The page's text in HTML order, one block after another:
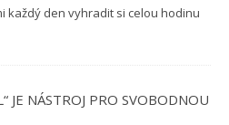
každý den vyhradit si celou hodinu
JE NÁSTROJ PRO SVOBODNOU